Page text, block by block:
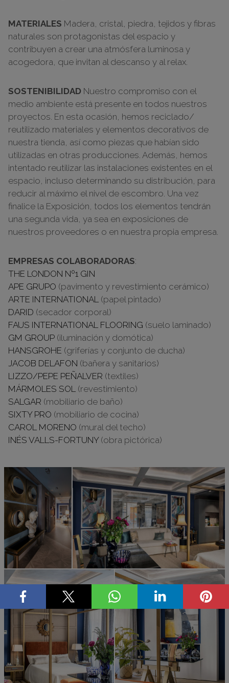
MATERIALES Madera, cristal, piedra, tejidos y fibras
naturales son protagonistas del espacio y
contribuyen a crear una atmósfera luminosa y
acogedora, que invitan al descanso y al relax.
SOSTENIBILIDAD Nuestro compromiso con el
medio ambiente está presente en todos nuestros
proyectos. En esta ocasión, hemos reciclado/
reutilizado materiales y elementos decorativos de
nuestra tienda, así como piezas que habían sido
utilizadas en otras producciones. Además, hemos
intentado reutilizar las instalaciones existentes en el
espacio, incluso determinando su distribución, para
reducir al máximo el nivel de escombro. Una vez
finalice la Exposición, todos los elementos tendrán
una segunda vida, ya sea en exposiciones de
nuestros proveedores o en nuestra propia empresa.
EMPRESAS COLABORADORAS:
THE LONDON Nº1 GIN
APE GRUPO (pavimento y revestimiento cerámico)
ARTE INTERNATIONAL (papel pintado)
DARID (secador corporal)
FAUS INTERNATIONAL FLOORING (suelo laminado)
GM GROUP (iluminación y domótica)
HANSGROHE (griferías y conjunto de ducha)
JACOB DELAFON (bañera y sanitarios)
LIZZO/PEPE PEÑALVER (textiles)
MÁRMOLES SOL (revestimiento)
SALGAR (mobiliario de baño)
SIXTY PRO (mobiliario de cocina)
CAROL MORENO (mural del techo)
INÉS VALLS-FORTUNY(obra pictórica)